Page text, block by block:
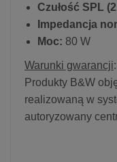
Czułość SPL
Impedancja
Moc: 80 W
Warunki gwarancji:
Produkty B&W
realizowaną w
autoryzowany